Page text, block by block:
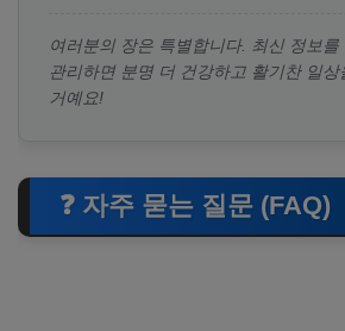
여러분의 장은 특별합니다. 최신 정보
관리하면 분명 더 건강하고 활기찬 일
거예요!
❓ 자주 묻는 질문 (FAQ)